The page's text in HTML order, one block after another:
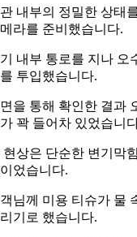
내부의 정밀한 상태
라를 준비했습니다.
내부 통로를 지나 오
투입했습니다.
을 통해 확인한 결과
꽉 들어차 있었습니
현상은 단순한 변기막
었습니다.
님께 미용 티슈가 물
기로 했습니다.